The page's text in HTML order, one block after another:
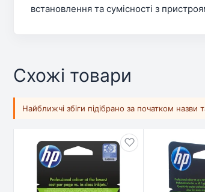
встановлення та сумісності з
Схожі товари
Найближчі збіги підібрано за початком назви